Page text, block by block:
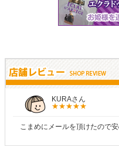
KURAさん
こまめにメールを頂けたので安